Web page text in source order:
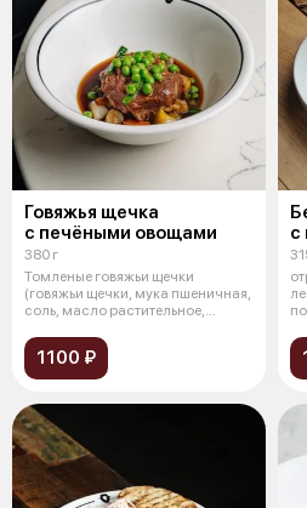
Говяжья щечка
с печёными овощами
380 г
Томленые говяжьи щечки
(говяжьи щечки, мука пшеничная,
соль, масло растительное,
1100 ₽
с